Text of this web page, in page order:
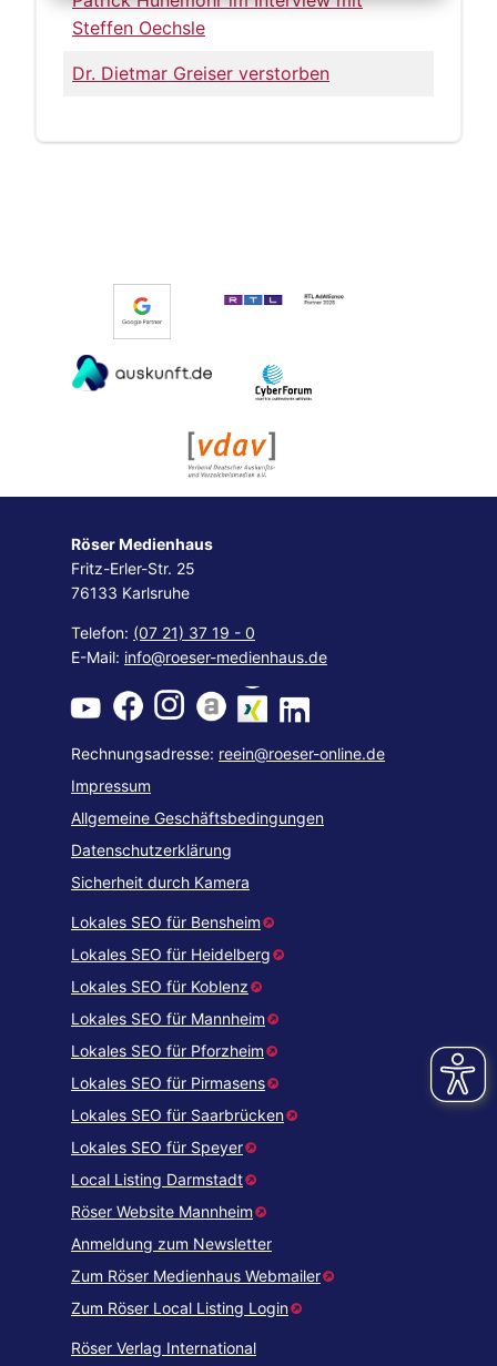
Steffen Oechsle
Dr. Dietmar Greiser verstorben
Röser Medienhaus
Fritz-Erler-Str. 25
76133 Karlsruhe
Telefon: (07 21) 37 19 - 0
E-Mail: info@roeser-medienhaus.de
Rechnungsadresse: reein@roeser-online.de
Impressum
Allgemeine Geschäftsbedingungen
Datenschutzerklärung
Sicherheit durch Kamera
Lokales SEO für Bensheim
Lokales SEO für Heidelberg
Lokales SEO für Koblenz
Lokales SEO für Mannheim
Lokales SEO für Pforzheim
Lokales SEO für Pirmasens
Lokales SEO für Saarbrücken
Lokales SEO für Speyer
Local Listing Darmstadt
Röser Website Mannheim
Anmeldung zum Newsletter
Zum Röser Medienhaus Webmailer
Zum Röser Local Listing Login
Röser Verlag International